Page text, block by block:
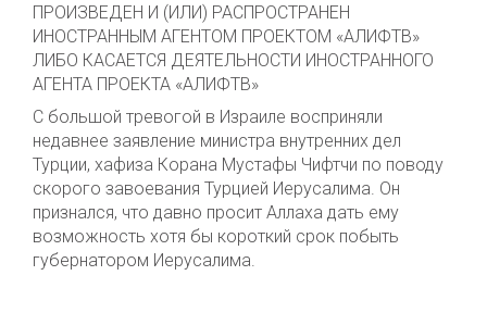
ПРОИЗВЕДЕН И (ИЛИ) РАСПРОСТРАНЕН
ИНОСТРАННЫМ АГЕНТОМ ПРОЕКТОМ «АЛИФТВ»
ЛИБО КАСАЕТСЯ ДЕЯТЕЛЬНОСТИ ИНОСТРАННОГО
АГЕНТА ПРОЕКТА «АЛИФТВ»
С большой тревогой в Израиле восприняли
недавнее заявление министра внутренних дел
Турции, хафиза Корана Мустафы Чифтчи по поводу
скорого завоевания Турцией Иерусалима. Он
признался, что давно просит Аллаха дать ему
возможность хотя бы короткий срок побыть
губернатором Иерусалима.